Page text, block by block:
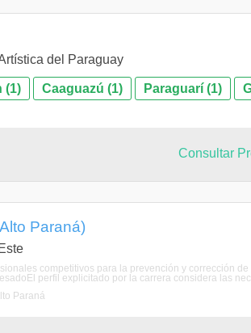
del Paraguay
(1) Caaguazú (1) Paraguarí (1)
Consultar
Paraná)
competitivos para la prevención y corrección
perfil explicitado por la carrera considera las
Paraná